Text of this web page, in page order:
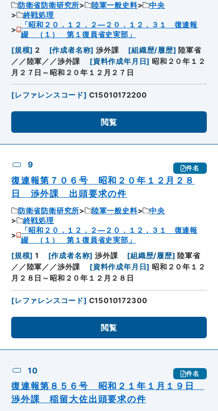
防衛省防衛研究所 陸軍一般史料
中央
終戦処理
「昭和２０．１２．２―２０．１２．３１ 復連報
綴 （１） 第１復員省史実部」
[規模] 2 [作成者名称] 渉外課 [組織歴/履歴] 陸軍省
／／陸軍／／渉外課
[資料作成年月日] 昭和２０年１２
月２７日～昭和２０年１２月２７日
[レファレンスコード] C15010172200
閲覧
9 件名
復連報第７０６号 昭和２０年１２月２８
日 渉外課 出頭要求の件
防衛省防衛研究所 陸軍一般史料
中央
終戦処理
「昭和２０．１２．２―２０．１２．３１ 復連報
綴 （１） 第１復員省史実部」
[規模] 1 [作成者名称] 渉外課 [組織歴/履歴] 陸軍省
／／陸軍／／渉外課
[資料作成年月日] 昭和２０年１２
月２８日～昭和２０年１２月２８日
[レファレンスコード] C15010172300
閲覧
10 件名
復連報第８５６号 昭和２１年１月１９日
渉外課 稲留大佐出頭要求の件